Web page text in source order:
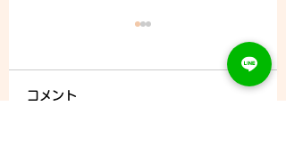
コメント